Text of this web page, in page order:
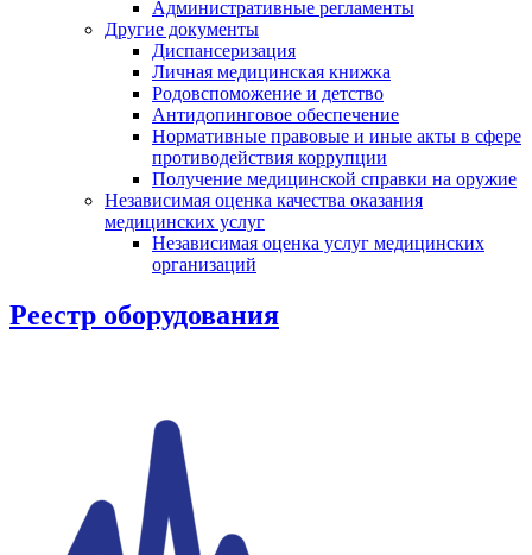
Административные регламенты
Другие документы
Диспансеризация
Личная медицинская книжка
Родовспоможение и детство
Антидопинговое обеспечение
Нормативные правовые и иные акты в сфере
противодействия коррупции
Получение медицинской справки на оружие
Независимая оценка качества оказания
медицинских услуг
Независимая оценка услуг медицинскиx
организаций
Реестр оборудования